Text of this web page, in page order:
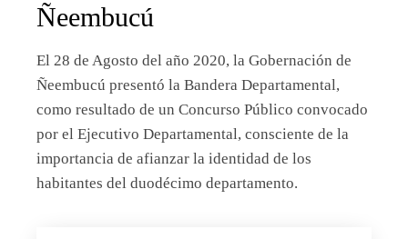
Ñeembucú
El 28 de Agosto del año 2020, la Gobernación de
Ñeembucú presentó la Bandera Departamental,
como resultado de un Concurso Público convocado
por el Ejecutivo Departamental, consciente de la
importancia de afianzar la identidad de los
habitantes del duodécimo departamento.